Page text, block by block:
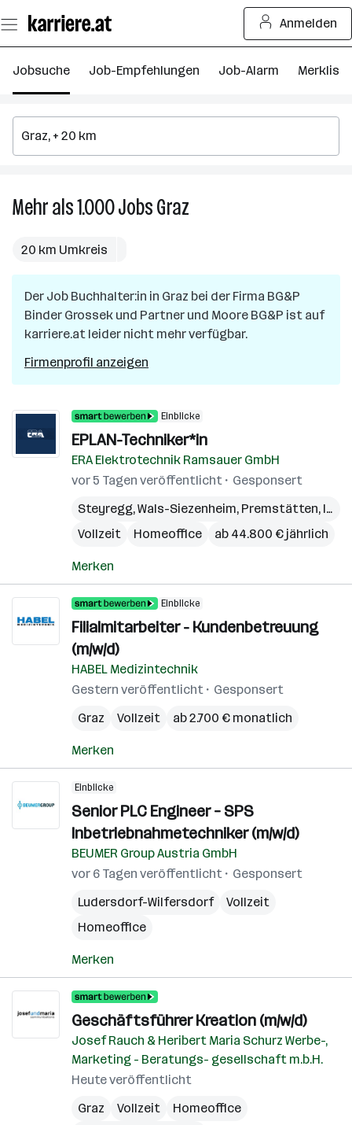
Seiteninhalt
springen
Anmelden
Jobsuche Job-Empfehlungen Job-Alarm Merkliste
Mehr als 1.000JobsGraz
in
Graz
20 km Umkreis
Der Job Buchhalter:in in Graz bei der Firma BG&P
Binder Grossek und Partner und Moore BG&P ist auf
karriere.at leider nicht mehr verfügbar.
Firmenprofil anzeigen
Einblicke
EPLAN-Techniker*in
ERA Elektrotechnik Ramsauer GmbH
vor 5 Tagen veröffentlicht
Gesponsert
Steyregg,Wals-Siezenheim, Premstätten, Innsbruck
Vollzeit
Homeoffice ab 44.800 € jährlich
Merken
Einblicke
Filialmitarbeiter - Kundenbetreuung
(m/w/d)
HABEL Medizintechnik
Gestern veröffentlicht
Gesponsert
Graz
Vollzeit ab 2.700 € monatlich
Merken
Einblicke
Senior PLC Engineer – SPS
Inbetriebnahmetechniker (m/w/d)
BEUMER Group Austria GmbH
vor 6 Tagen veröffentlicht
Gesponsert
Ludersdorf-Wilfersdorf
Vollzeit
Homeoffice
Merken
Geschäftsführer Kreation (m/w/d)
Josef Rauch & Heribert Maria Schurz Werbe-,
Marketing - Beratungs- gesellschaft m.b.H.
Heute veröffentlicht
Graz
Vollzeit
Homeoffice